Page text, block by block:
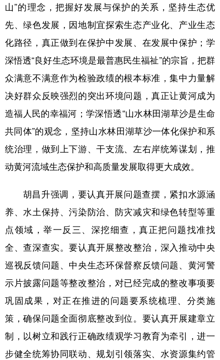
山”的理念，把握好发展与保护的关系，坚持生态优
先、绿色发展，因地制宜探索生态产业化、产业生态
化路径，真正做到在保护中发展、在发展中保护；学
深悟透“良好生态环境是最普惠民生福祉”的宗旨，把群
众满意不满意作为检验政绩的根本标准，集中力量解
决好群众反映强烈的突出环境问题，真正让黄河成为
造福人民的幸福河；学深悟透“山水林田湖草沙是生命
共同体”的观念，坚持山水林田湖草沙一体化保护和系
统治理，做到上下游、干支流、左右岸统筹谋划，推
动黄河流域生态保护和高质量发展取得更大成效。
胡昌升强调，要认真开展问题查摆，紧扣水源涵
养、水土保持、污染防治、防灾减灾和绿色转型等重
点领域，举一反三、深挖细查，真正把问题找准找
全、查深查实。要认真开展整改整治，深入推动中央
巡视反馈问题、中央生态环保督察反馈问题、黄河警
示片披露问题等整改整治，对已经完成的整改事项要
巩固成果，对正在推进的问题要系统梳理、分类施
策，确保问题全面彻底整改到位。要认真开展建章立
制，以树立和践行正确政绩观学习教育为牵引，进一
步健全统筹协同联动、规划引领落实、水资源集约管